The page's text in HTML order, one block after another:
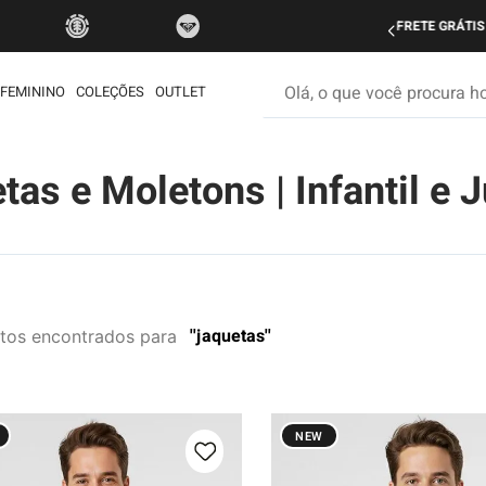
todo Brasil nas compras acima de R$ 499 | Consulte as Regras
FEMININO COLEÇÕES OUTLET
e Moletons | Infantil e
jaquetas
NEW